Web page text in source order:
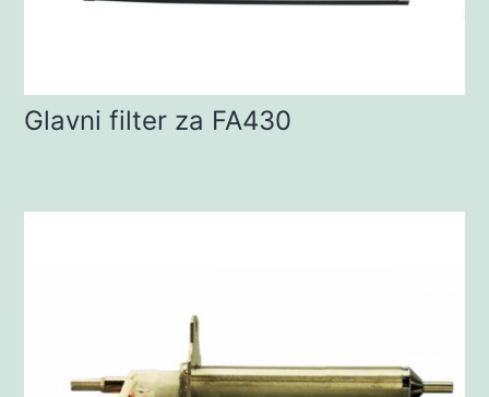
Glavni filter za FA430